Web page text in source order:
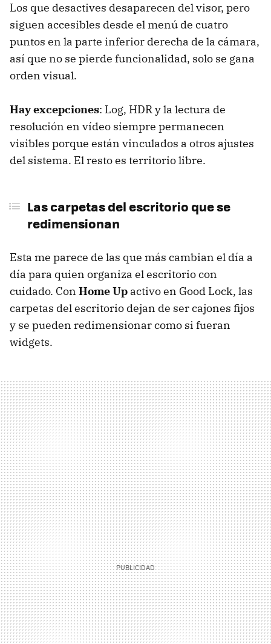
Los que desactives desaparecen del visor, pero
siguen accesibles desde el menú de cuatro
puntos en la parte inferior derecha de la cámara,
así que no se pierde funcionalidad, solo se gana
orden visual.
Hay excepciones: Log, HDR y la lectura de
resolución en vídeo siempre permanecen
visibles porque están vinculados a otros ajustes
del sistema. El resto es territorio libre.
Las carpetas del escritorio que se
redimensionan
Esta me parece de las que más cambian el día a
día para quien organiza el escritorio con
cuidado. Con Home Up activo en Good Lock, las
carpetas del escritorio dejan de ser cajones fijos
y se pueden redimensionar como si fueran
widgets.